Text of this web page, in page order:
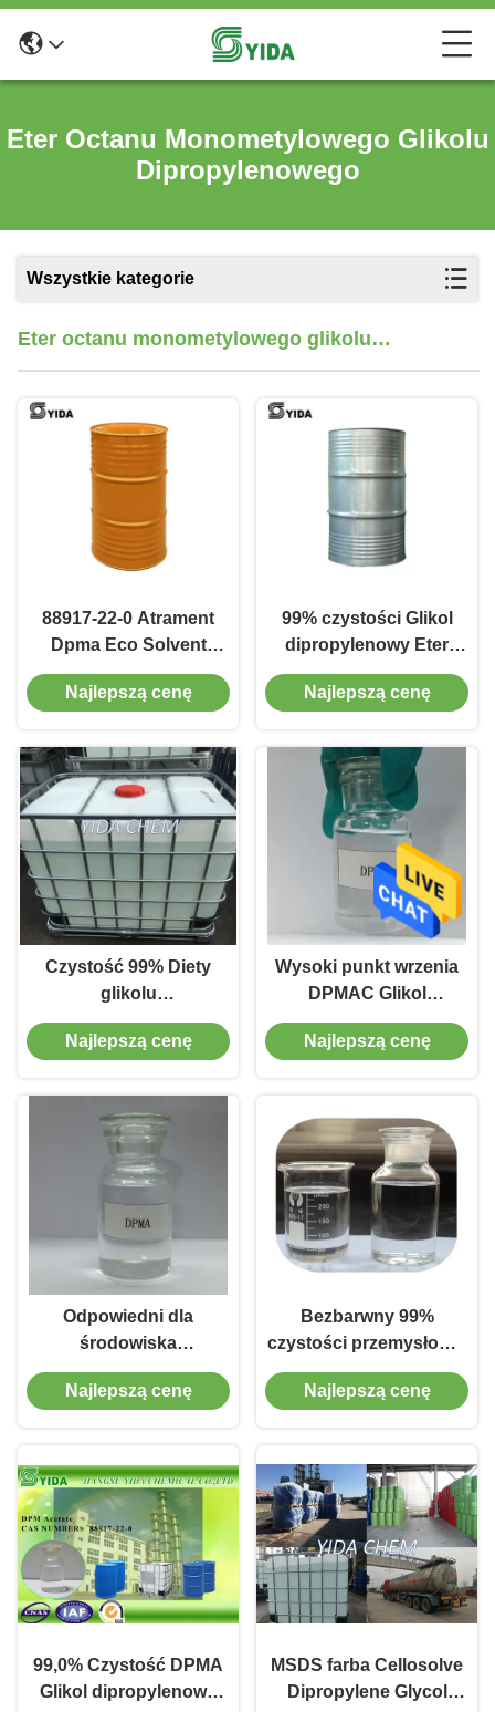
Eter Octanu Monometylowego Glikolu
Dipropylenowego
Wszystkie kategorie
Eter octanu monometylowego glikolu
dipropylenowego
88917-22-0 Atrament
Dpma Eco Solvent
Dipropylene Glycol
Methyl Ether Acetate
Najlepszą cenę
99% czystości Glikol
dipropylenowy Eter
metylu eteru
metylowego Glikol
metyloeterowy
Najlepszą cenę
Czystość 99% Diety
glikolu
dipropylenowego octan
metylu z CAS nr 88917-
Najlepszą cenę
Wysoki punkt wrzenia
DPMAC Glikol
dipropylenowy
monometylowy eter
Najlepszą cenę
Odpowiedni dla
środowiska
rozpuszczalnik glikol
dipropylenowy
Najlepszą cenę
Bezbarwny 99%
czystości przemysłowej
octan glikolu
dipropylenowego
Najlepszą cenę
99,0% Czystość DPMA
Glikol dipropylenowy
MSDS farba Cellosolve
Dipropylene Glycol